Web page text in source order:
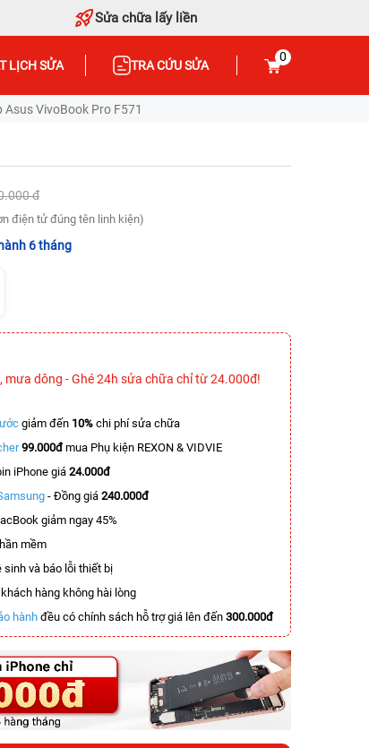
Sửa chữa lấy liền
LỊCH SỬA TRA CỨU SỬA
0
VivoBook Pro F571
đ
điện tử đúng tên linh kiện)
6 tháng
mưa dông - Ghé 24h sửa chữa chỉ từ 24.000đ!
giảm đến 10% chi phí sửa chữa
99.000đmua Phụ kiện REXON & VIDVIE
iPhone giá 24.000đ
- Đồng giá 240.000đ
giảm ngay 45%
mềm
và báo lỗi thiết bị
hàng không hài lòng
hànhđều có chính sách hỗ trợ giá lên đến 300.000đ